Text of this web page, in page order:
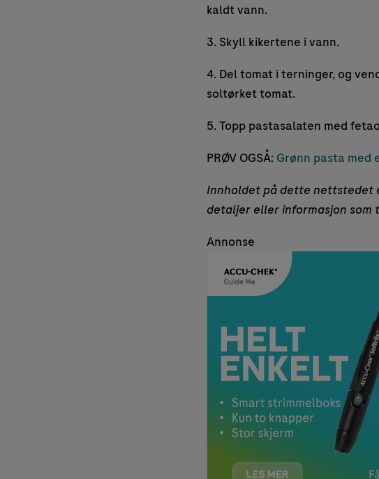
kaldt vann.
3. Skyll kikertene i vann.
4. Del tomat i terninger, og
soltørket tomat.
5. Topp pastasalaten med
PRØV OGSÅ: Grønn pasta med
Innholdet på dette nettstedet
detaljer eller informasjon
Annonse